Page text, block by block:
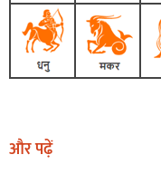
और पढ़ें